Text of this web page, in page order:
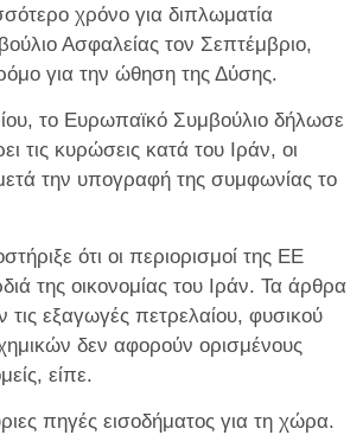
χρόνο για διπλωματία
Ασφαλείας τον Σεπτέμβριο,
για την ώθηση της Δύσης.
το Ευρωπαϊκό Συμβούλιο δήλωσε
τις κυρώσεις κατά του Ιράν, οι
την υπογραφή της συμφωνίας το
ότι οι περιορισμοί της ΕΕ
της οικονομίας του Ιράν. Τα άρθρα
εξαγωγές πετρελαίου, φυσικού
δεν αφορούν ορισμένους
είπε.
πηγές εισοδήματος για τη χώρα.